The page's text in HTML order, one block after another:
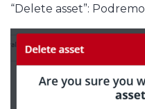
“Delete asset”: